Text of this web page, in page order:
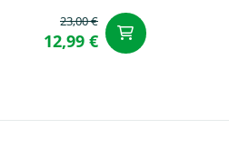
23,00 €
12,99 €